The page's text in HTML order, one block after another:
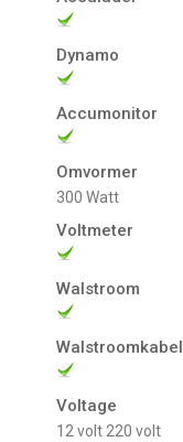
Dynamo
Accumonitor
Omvormer
300 Watt
Voltmeter
Walstroom
Walstroomkabel
Voltage
12 volt 220 volt